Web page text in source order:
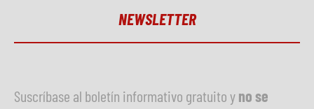
NEWSLETTER
Suscríbase al boletín informativo gratuito yno se